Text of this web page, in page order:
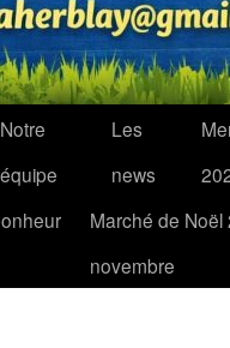
Notre
équipe
Les
news
Marché de
novembre